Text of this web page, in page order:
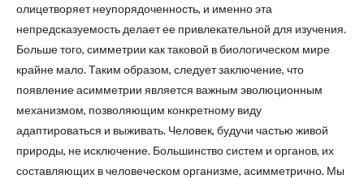
олицетворяет неупорядоченность, и именно эта
непредсказуемость делает ее привлекательной для изучения.
Больше того, симметрии как таковой в биологическом мире
крайне мало. Таким образом, следует заключение, что
появление асимметрии является важным эволюционным
механизмом, позволяющим конкретному виду
адаптироваться и выживать. Человек, будучи частью живой
природы, не исключение. Большинство систем и органов, их
составляющих в человеческом организме, асимметрично. Мы